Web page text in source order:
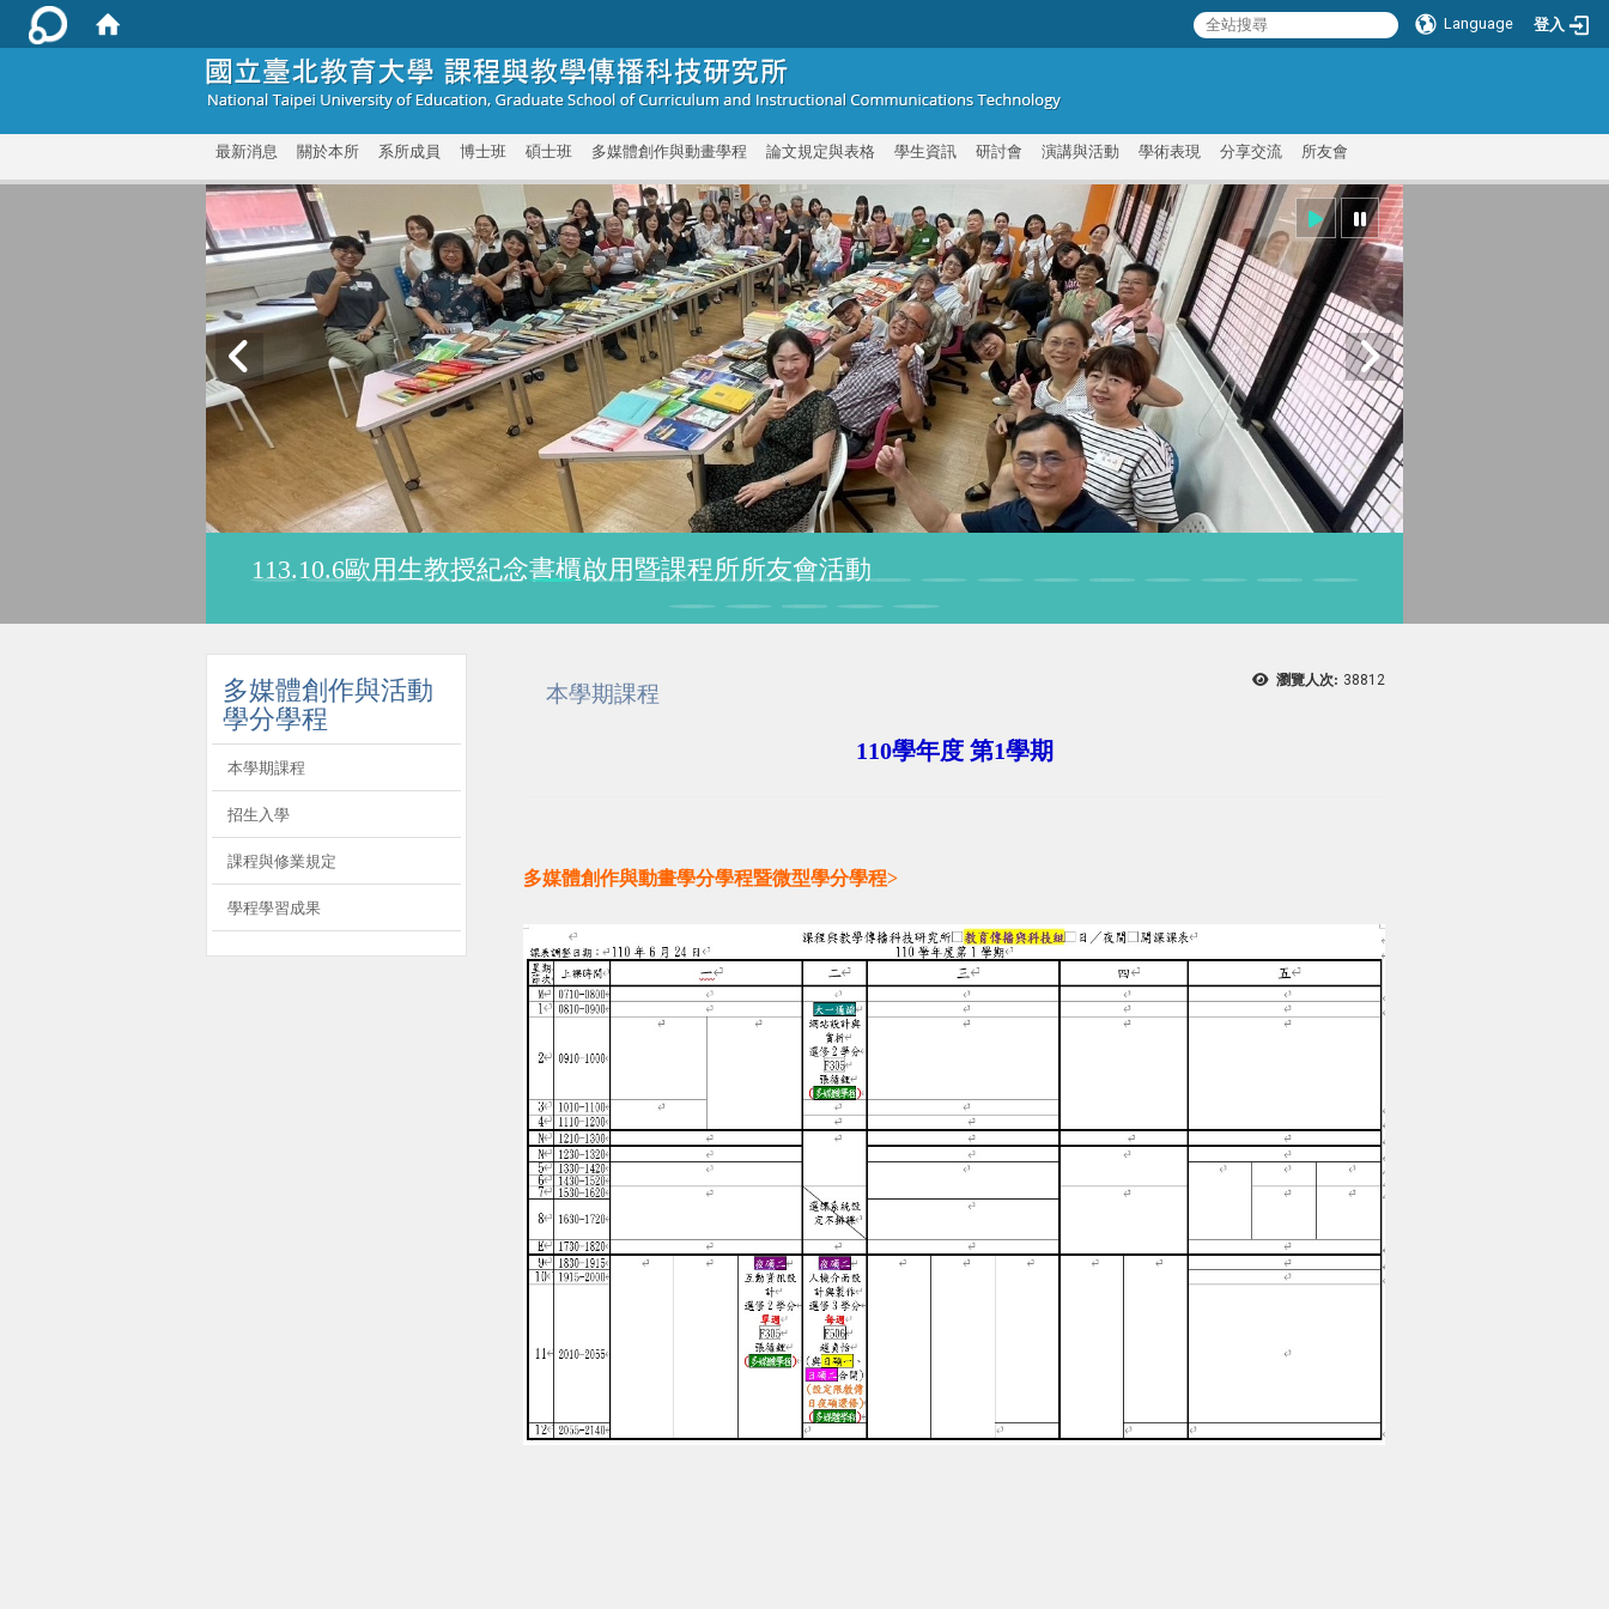
Language 登入
最新消息 關於本所 系所成員 博士班 碩士班 多媒體創作與動畫學程 論文規定與表格 學生資訊 研討會 演講與活動 學術表現 分享交流 所友會
113.10.6歐用生教授紀念書櫃啟用暨課程所所友會活動
多媒體創作與活動
學分學程
本學期課程
招生入學
課程與修業規定
學程學習成果
瀏覽人次: 38812
本學期課程
110學年度 第1學期
多媒體創作與動畫學分學程暨微型學分學程>